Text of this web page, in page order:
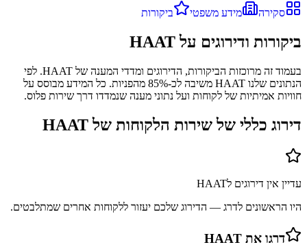
סקירה
מידע משפטי ביקורות
ביקורות ודירוגים עלHAAT
בעמוד זה מרוכזות הביקורות, הדירוגים ומדדי המענה של HAAT. לפי
הנתונים שלנו HAAT משיבה לכ-85% מהפניות. כל המידע מבוסס על
חוויות אמיתיות של לקוחות ועל נתוני מענה שנמדדו דרך שירות פלוס.
דירוג כללי של שירות הלקוחות שלHAAT
עדיין אין דירוגים לHAAT
היו הראשונים לדרג — הדירוג שלכם יעזור ללקוחות אחרים שמתלבטים.
דרגו את HAAT